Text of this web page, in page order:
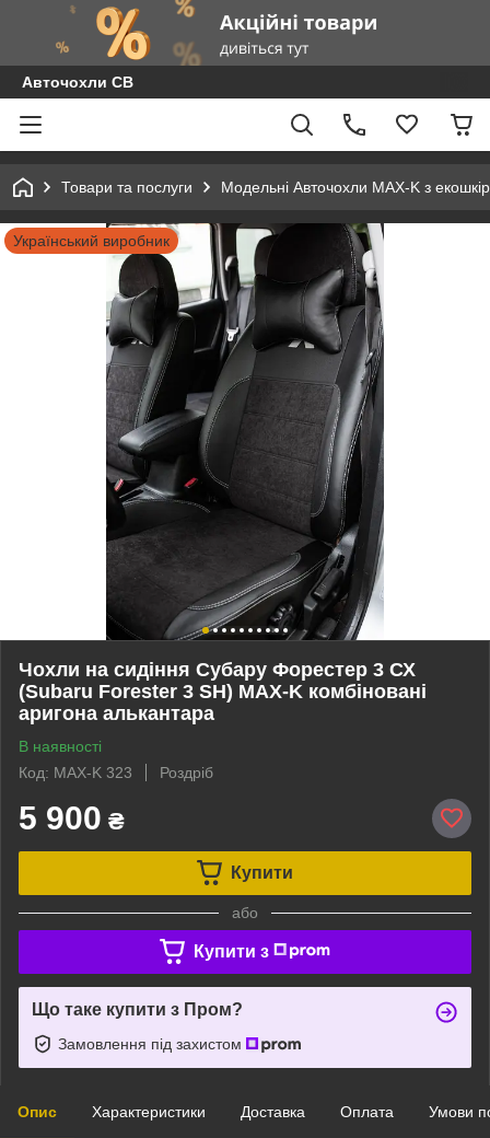
Авточохли СВ
Товари та послуги Модельні Авточохли MAX-K з
Український виробник
Чохли на сидіння Субару Форестер 3 СХ
(Subaru Forester 3 SH) MAX-K комбіновані
аригона алькантара
В наявності
Код: MAX-K 323
Роздріб
5 900 ₴
Купити
або
Купити з
Що таке купити з Пром?
Замовлення під захистом
Опис Характеристики Доставка Оплата Умови